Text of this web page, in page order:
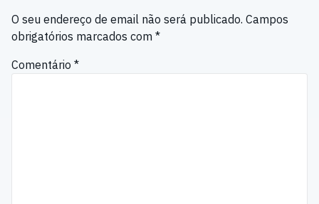
O seu endereço de email não será publicado. Campos
obrigatórios marcados com *
Comentário *